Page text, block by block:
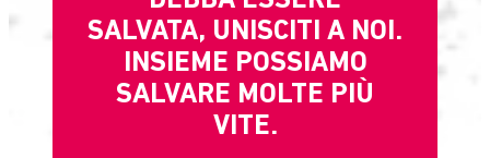
SALVATA, UNISCITI A NOI.
INSIEME POSSIAMO
SALVARE MOLTE PIÙ
VITE.